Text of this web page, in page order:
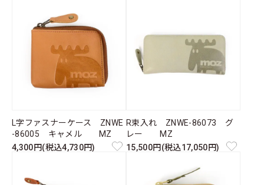
L字ファスナーケース ZNWE
-86005 キャメル MZ
4,300円(税込4,730円)
R束入れ ZNWE-86073 グ
レー MZ
15,500円(税込17,050円)